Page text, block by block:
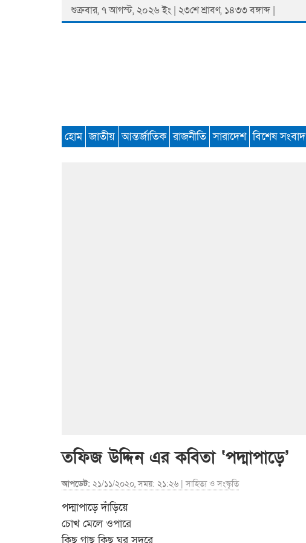
শুক্রবার, ৭ আগস্ট, ২০২৬ ইং | ২৩শে শ্রাবণ, ১৪৩৩ বঙ্গাব্দ |
Padmaprobaha
হোম জাতীয় আন্তর্জাতিক রাজনীতি সারাদেশ বিশেষ সংবাদ
তফিজ উদ্দিন এর কবিতা ‘পদ্মাপাড়ে’
আপডেট: ২১/১১/২০২০, সময়: ২১:২৬ |সাহিত্য ও সংস্কৃতি
পদ্মাপাড়ে দাঁড়িয়ে
চোখ মেলে ওপারে